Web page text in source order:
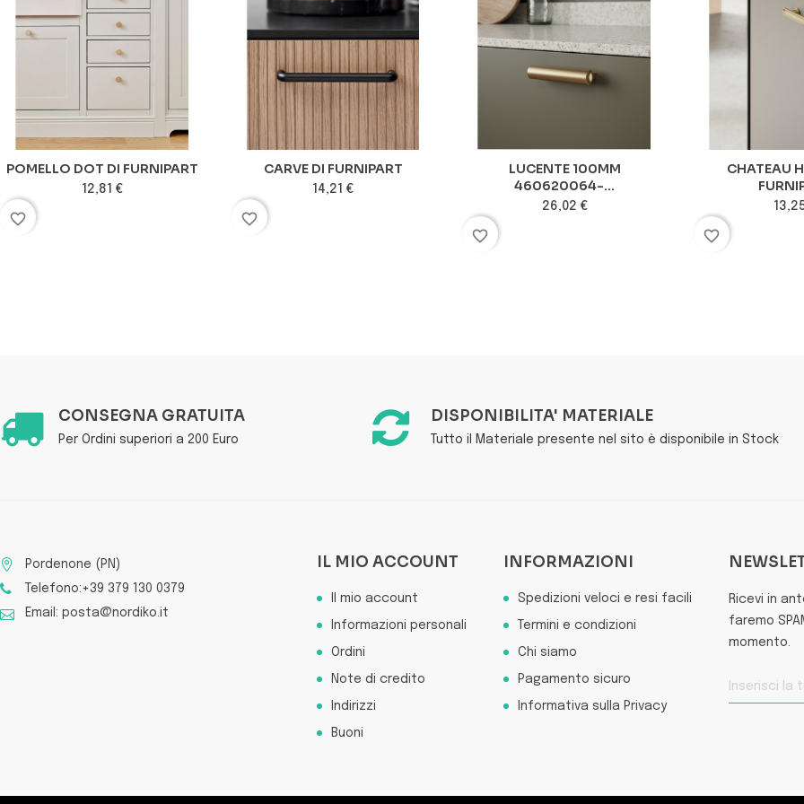
POMELLO DOT DI FURNIPART
12,81 €
favorite_border
CARVE DI FURNIPART
14,21 €
favorite_border
LUCENTE 100MM
460620064-...
26,02 €
favorite_border
CHATEAU
favorite_border
CONSEGNA GRATUITA
Per Ordini superiori a 200 Euro
DISPONIBILITA' MATERIALE
Tutto il Materiale presente nel sito è disponibile in Stock
Pordenone (PN)
Telefono:+39 379 130 0379
Email: posta@nordiko.it
IL MIO ACCOUNT
Il mio account
Informazioni personali
Ordini
Note di credito
Indirizzi
Buoni
INFORMAZIONI
Spedizioni veloci e resi facili
Termini e condizioni
Chi siamo
Pagamento sicuro
Informativa sulla Privacy
Ricevi in
faremo
momento.